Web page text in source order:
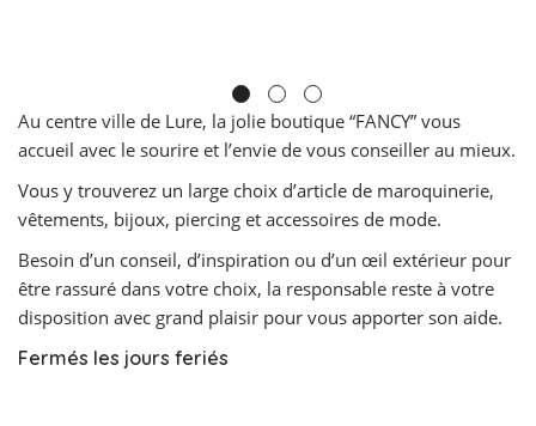
Au centre ville de Lure, la jolie boutique “FANCY” vous
accueil avec le sourire et l’envie de vous conseiller au mieux.
Vous y trouverez un large choix d’article de maroquinerie,
vêtements, bijoux, piercing et accessoires de mode.
Besoin d’un conseil, d’inspiration ou d’un œil extérieur pour
être rassuré dans votre choix, la responsable reste à votre
disposition avec grand plaisir pour vous apporter son aide.
Fermés les jours feriés